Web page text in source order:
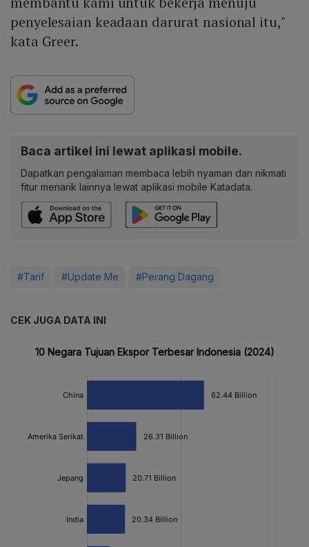
penyelesaian keadaan darurat nasional itu,"
kata Greer.
Baca artikel ini lewat aplikasi mobile.
Dapatkan pengalaman membaca lebih nyaman dan nikmati
fitur menarik lainnya lewat aplikasi mobile Katadata.
#Tarif #Update Me #Perang Dagang
CEK JUGA DATA INI